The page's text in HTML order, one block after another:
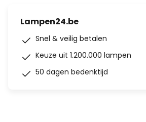
Lampen24.be
Snel & veilig betalen
Keuze uit 1.200.000 lampen
50 dagen bedenktijd